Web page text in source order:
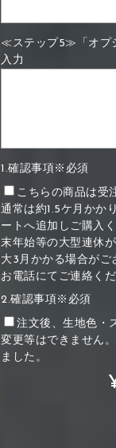
≪ステップ5≫「オプ
入力
1.確認事項※必須
こちらの商品は受
通常は約1.5ケ月かか
ートへ追加しご購入
末年始等の大型連休
大3月かかる場合がご
お電話にてご連絡くだ
2.確認事項※必須
注文後、生地色・
変更等はできません
ました。